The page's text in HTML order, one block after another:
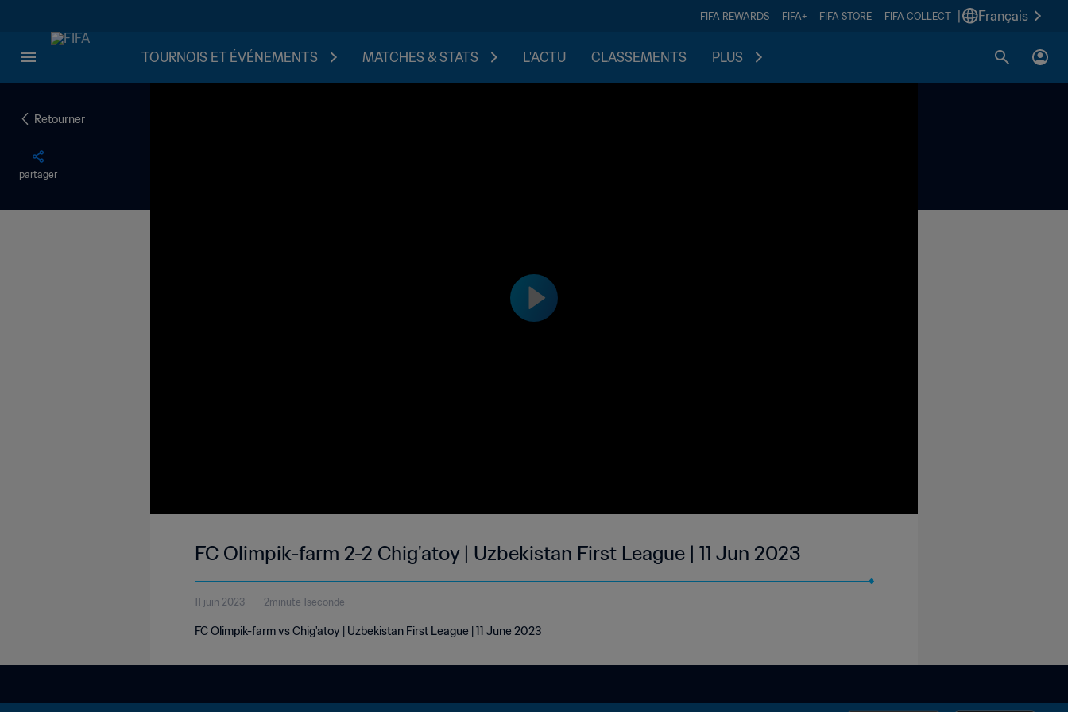
FIFA REWARDS FIFA+ FIFA STORE FIFA COLLECT Français
TOURNOIS ET ÉVÉNEMENTS MATCHES & STATS L'ACTU CLASSEMENTS PLUS
Retourner
partager
FC Olimpik-farm 2-2 Chig'atoy | Uzbekistan First League | 11 Jun 2023
11 juin 2023 2minute 1seconde
FC Olimpik-farm vs Chig'atoy | Uzbekistan First League | 11 June 2023